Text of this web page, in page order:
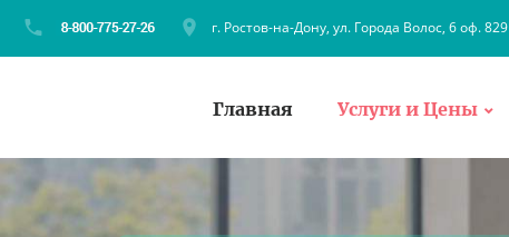
г. Ростов-на-Дону, ул. Города Волос, 6 оф. 829
Главная Услуги и Цены